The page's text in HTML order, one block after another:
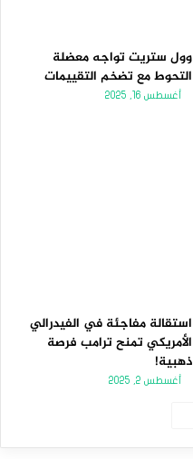
وول ستريت تواجه معضلة
التحوط مع تضخم التقييمات
أغسطس 16, 2025
استقالة مفاجئة في الفيدرالي
الأمريكي تمنح ترامب فرصة
ذهبية!
أغسطس 2, 2025